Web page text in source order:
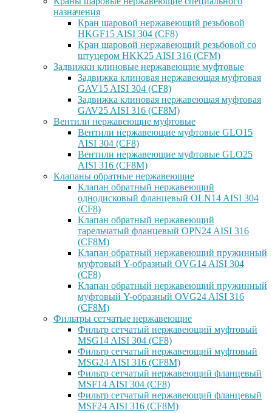
назначения
Кран шаровой нержавеющий резьбовой
HKGF15 AISI 304 (CF8)
Кран шаровой нержавеющий резьбовой со
штуцером HKK25 AISI 316 (CFM)
Задвижки клиновые нержавеющие муфтовые
Задвижка клиновая нержавеющая муфтовая
GAV15 AISI 304 (CF8)
Задвижка клиновая нержавеющая муфтовая
GAV25 AISI 316 (CF8M)
Вентили нержавеющие муфтовые
Вентили нержавеющие муфтовые GLO15
AISI 304 (CF8)
Вентили нержавеющие муфтовые GLO25
AISI 316 (CF8M)
Клапаны обратные нержавеющие
Клапан обратный нержавеющий
однодисковый фланцевый OLN14 AISI 304
(CF8)
Клапан обратный нержавеющий
тарельчатый фланцевый OPN24 AISI 316
(CF8M)
Клапан обратный нержавеющий пружинный
муфтовый Y-образный OVG14 AISI 304
(CF8)
Клапан обратный нержавеющий пружинный
муфтовый Y-образный OVG24 AISI 316
(CF8М)
Фильтры сетчатые нержавеющие
Фильтр сетчатый нержавеющий муфтовый
MSG14 AISI 304 (CF8)
Фильтр сетчатый нержавеющий муфтовый
MSG24 AISI 316 (CF8M)
Фильтр сетчатый нержавеющий фланцевый
MSF14 AISI 304 (CF8)
Фильтр сетчатый нержавеющий фланцевый
MSF24 AISI 316 (CF8M)